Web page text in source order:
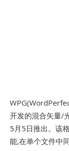
开发的混合矢量/
5月5日推出。该
能,在单个文件中